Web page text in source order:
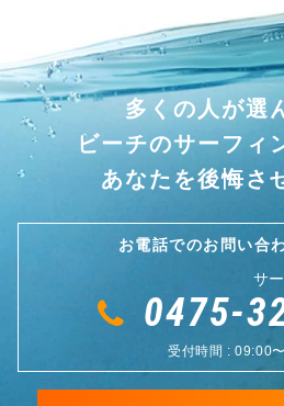
多くの人が選
ビーチのサーフィ
あなたを後悔さ
お電話でのお問い合
サ
0475-
受付時間 : 09:00